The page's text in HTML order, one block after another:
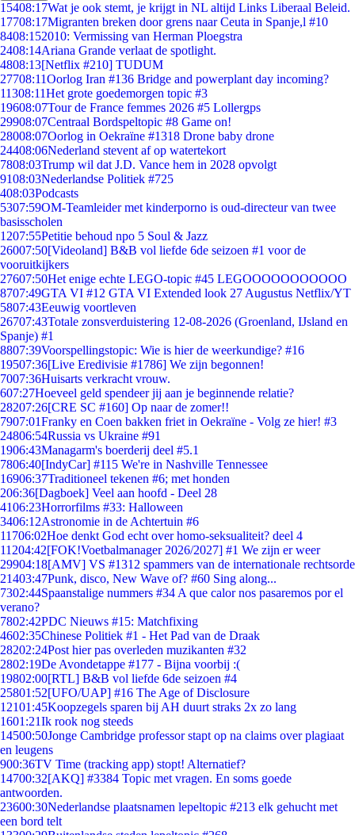
15408:17Wat je ook stemt, je krijgt in NL altijd Links Liberaal Beleid.
17708:17Migranten breken door grens naar Ceuta in Spanje,l #10
8408:152010: Vermissing van Herman Ploegstra
2408:14Ariana Grande verlaat de spotlight.
4808:13[Netflix #210] TUDUM
27708:11Oorlog Iran #136 Bridge and powerplant day incoming?
11308:11Het grote goedemorgen topic #3
19608:07Tour de France femmes 2026 #5 Lollergps
29908:07Centraal Bordspeltopic #8 Game on!
28008:07Oorlog in Oekraïne #1318 Drone baby drone
24408:06Nederland stevent af op watertekort
7808:03Trump wil dat J.D. Vance hem in 2028 opvolgt
9108:03Nederlandse Politiek #725
408:03Podcasts
5307:59OM-Teamleider met kinderporno is oud-directeur van twee
basisscholen
1207:55Petitie behoud npo 5 Soul & Jazz
26007:50[Videoland] B&B vol liefde 6de seizoen #1 voor de
vooruitkijkers
27607:50Het enige echte LEGO-topic #45 LEGOOOOOOOOOOO
8707:49GTA VI #12 GTA VI Extended look 27 Augustus Netflix/YT
5807:43Eeuwig voortleven
26707:43Totale zonsverduistering 12-08-2026 (Groenland, IJsland en
Spanje) #1
8807:39Voorspellingstopic: Wie is hier de weerkundige? #16
19507:36[Live Eredivisie #1786] We zijn begonnen!
7007:36Huisarts verkracht vrouw.
607:27Hoeveel geld spendeer jij aan je beginnende relatie?
28207:26[CRE SC #160] Op naar de zomer!!
7907:01Franky en Coen bakken friet in Oekraïne - Volg ze hier! #3
24806:54Russia vs Ukraine #91
1906:43Managarm's boerderij deel #5.1
7806:40[IndyCar] #115 We're in Nashville Tennessee
16906:37Traditioneel tekenen #6; met honden
206:36[Dagboek] Veel aan hoofd - Deel 28
4106:23Horrorfilms #33: Halloween
3406:12Astronomie in de Achtertuin #6
11706:02Hoe denkt God echt over homo-seksualiteit? deel 4
11204:42[FOK!Voetbalmanager 2026/2027] #1 We zijn er weer
29904:18[AMV] VS #1312 spammers van de internationale rechtsorde
21403:47Punk, disco, New Wave of? #60 Sing along...
7302:44Spaanstalige nummers #34 A que calor nos pasaremos por el
verano?
7802:42PDC Nieuws #15: Matchfixing
4602:35Chinese Politiek #1 - Het Pad van de Draak
28202:24Post hier pas overleden muzikanten #32
2802:19De Avondetappe #177 - Bijna voorbij :(
19802:00[RTL] B&B vol liefde 6de seizoen #4
25801:52[UFO/UAP] #16 The Age of Disclosure
12101:45Koopzegels sparen bij AH duurt straks 2x zo lang
1601:21Ik rook nog steeds
14500:50Jonge Cambridge professor stapt op na claims over plagiaat
en leugens
900:36TV Time (tracking app) stopt! Alternatief?
14700:32[AKQ] #3384 Topic met vragen. En soms goede
antwoorden.
23600:30Nederlandse plaatsnamen lepeltopic #213 elk gehucht met
een bord telt